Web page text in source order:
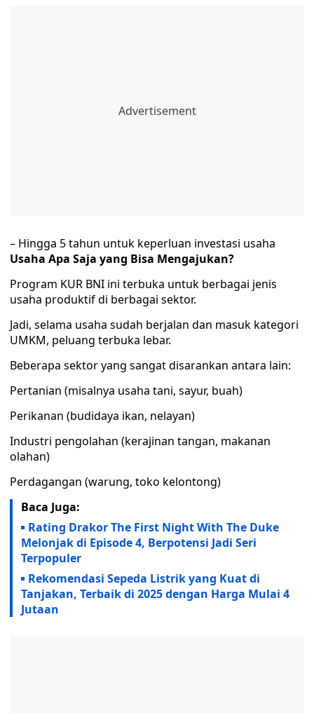
– Hingga 5 tahun untuk keperluan investasi usaha
Usaha Apa Saja yang Bisa Mengajukan?
Program KUR BNI ini terbuka untuk berbagai jenis
usaha produktif di berbagai sektor.
Jadi, selama usaha sudah berjalan dan masuk kategori
UMKM, peluang terbuka lebar.
Beberapa sektor yang sangat disarankan antara lain:
Pertanian (misalnya usaha tani, sayur, buah)
Perikanan (budidaya ikan, nelayan)
Industri pengolahan (kerajinan tangan, makanan
olahan)
Perdagangan (warung, toko kelontong)
Baca Juga:
Rating Drakor The First Night With The Duke
Melonjak di Episode 4, Berpotensi Jadi Seri
Terpopuler
Rekomendasi Sepeda Listrik yang Kuat di
Tanjakan, Terbaik di 2025 dengan Harga Mulai 4
Jutaan